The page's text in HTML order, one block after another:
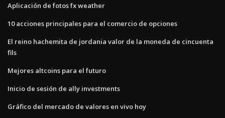
Aplicación de fotos fx weather
10 acciones principales para el comercio de opciones
El reino hachemita de jordania valor de la moneda de cincuenta
fils
Mejores altcoins para el futuro
Inicio de sesión de ally investments
Gráfico del mercado de valores en vivo hoy